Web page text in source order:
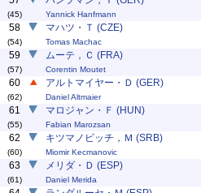
(45) Yannick Hanfmann
58
(54)
マハツ・Ｔ (CZE)
Tomas Machac
59
(57)
ムーテ，Ｃ (FRA)
Corentin Moutet
60
(62)
アルトマイヤー・Ｄ (GER)
Daniel Altmaier
61
(55)
マロジャン・Ｆ (HUN)
Fabian Marozsan
62
(60)
キツマノビッチ，Ｍ (SRB)
Miomir Kecmanovic
63
(61)
メリダ・Ｄ (ESP)
Daniel Merida